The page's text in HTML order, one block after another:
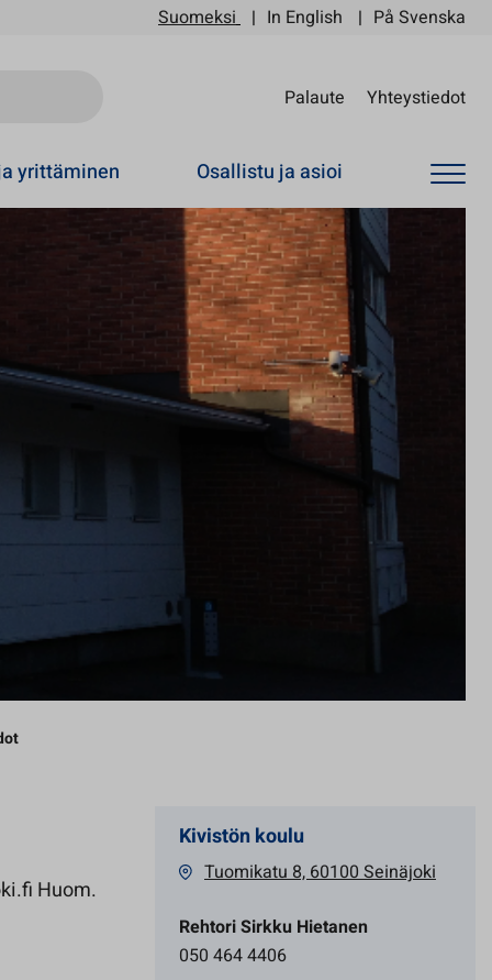
Suomeksi In English På Svenska
Palaute Yhteystiedot
yrittäminen Osallistu ja asioi
Huom.
Kivistön koulu
Tuomikatu 8, 60100 Seinäjoki
Rehtori Sirkku Hietanen
050 464 4406